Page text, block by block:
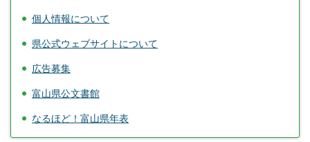
個人情報について
県公式ウェブサイトについて
広告募集
富山県公文書館
なるほど！富山県年表